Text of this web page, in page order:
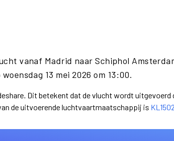
vanaf Madrid naar Schiphol
13 mei 2026 om 13:00.
Dit betekent dat de vlucht wordt
de uitvoerende luchtvaartmaatschappij is KL1502